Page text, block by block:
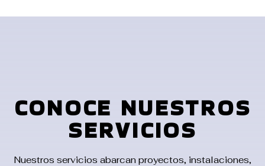
CONOCE NUESTROS
SERVICIOS
Nuestros servicios abarcan proyectos, instalaciones,